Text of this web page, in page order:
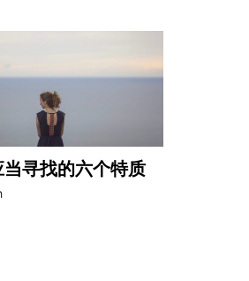
寻找的六个特质